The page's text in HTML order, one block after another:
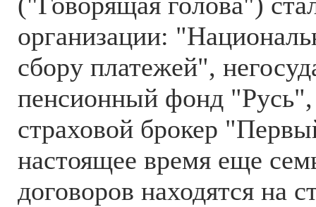
организации:
сбору платежей",
пенсионный фонд
страховой брокер
настоящее время еще
договоров находятся на